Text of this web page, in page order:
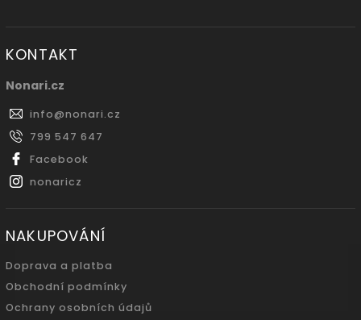
KONTAKT
Nonari.cz
info@nonari.cz
799 547 647
Facebook
nonaricz
NAKUPOVÁNÍ
Doprava a platba
Obchodní podmínky
Ochrany osobních údajů